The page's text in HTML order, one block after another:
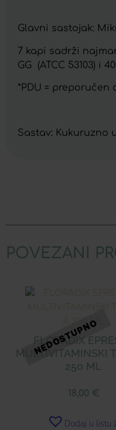
Glavni sastojak:
7 kapi sadrži
GG (ATCC 53103) i
*PDU = preporučen
Sastav: Kukuruzno
POVEZANI
FLORADIX
MULTIVITAMINSKI
250 ML
18,00 €
Dodaj u listu